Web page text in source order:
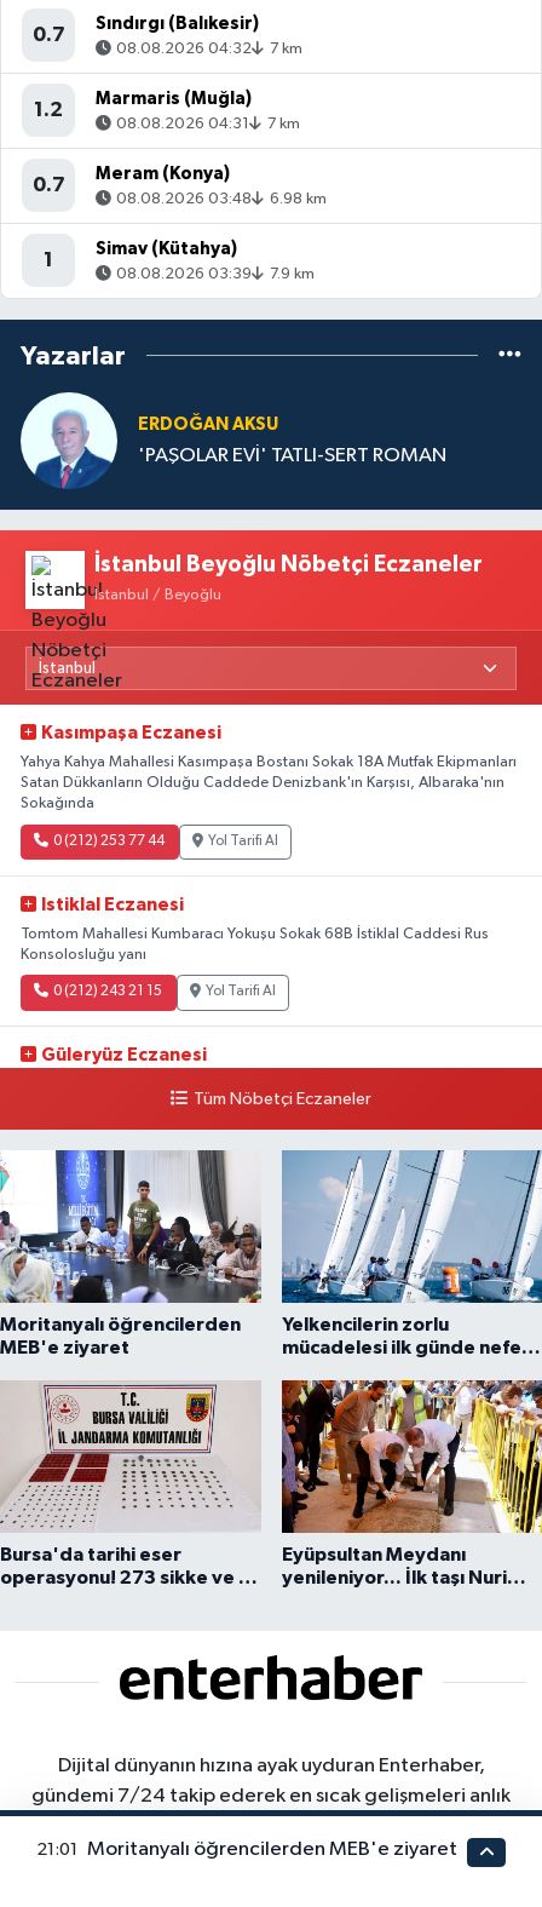
0.7
Sındırgı (Balıkesir)
08.08.2026 04:32 7 km
1.2
Marmaris (Muğla)
08.08.2026 04:31 7 km
0.7
Meram (Konya)
08.08.2026 03:48 6.98 km
1
Simav (Kütahya)
08.08.2026 03:39 7.9 km
Yazarlar
ERDOĞAN AKSU
'PAŞOLAR EVİ' TATLI-SERT ROMAN
İstanbul Beyoğlu Nöbetçi Eczaneler
İstanbul / Beyoğlu
Kasımpaşa Eczanesi
Yahya Kahya Mahallesi Kasımpaşa Bostanı Sokak 18A Mutfak Ekipmanları
Satan Dükkanların Olduğu Caddede Denizbank'ın Karşısı, Albaraka'nın
Sokağında
0 (212) 253 77 44 Yol Tarifi Al
Istiklal Eczanesi
Tomtom Mahallesi Kumbaracı Yokuşu Sokak 68B İstiklal Caddesi Rus
Konsolosluğu yanı
0 (212) 243 21 15 Yol Tarifi Al
Güleryüz Eczanesi
kalaycıbahçe Meydana DoğruTüm Nöbetçi Eczaneler
Moritanyalı öğrencilerden
MEB'e ziyaret
Yelkencilerin zorlu
mücadelesi ilk günde nefes
Bursa'da tarihi eser
operasyonu! 273 sikke ve 18
Eyüpsultan Meydanı
yenileniyor... İlk taşı Nuri
Dijital dünyanın hızına ayak uyduran Enterhaber,
gündemi 7/24 takip ederek en sıcak gelişmeleri anlık
ekonomiye, teknolojiden yaşama dair her şey... Doğru
21:01 Moritanyalı öğrencilerden MEB'e ziyaret